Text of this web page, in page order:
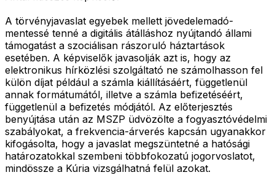
A törvényjavaslat egyebek mellett jövedelemadó-
mentessé tenné a digitális átálláshoz nyújtandó állami
támogatást a szociálisan rászoruló háztartások
esetében. A képviselők javasolják azt is, hogy az
elektronikus hírközlési szolgáltató ne számolhasson fel
külön díjat például a számla kiállításáért, függetlenül
annak formátumától, illetve a számla befizetéséért,
függetlenül a befizetés módjától. Az előterjesztés
benyújtása után az MSZP üdvözölte a fogyasztóvédelmi
szabályokat, a frekvencia-árverés kapcsán ugyanakkor
kifogásolta, hogy a javaslat megszüntetné a hatósági
határozatokkal szembeni többfokozatú jogorvoslatot,
mindössze a Kúria vizsgálhatná felül azokat.